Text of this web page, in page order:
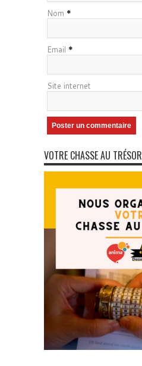
Nom *
Email *
Site internet
VOTRE CHASSE AU TRÉSOR